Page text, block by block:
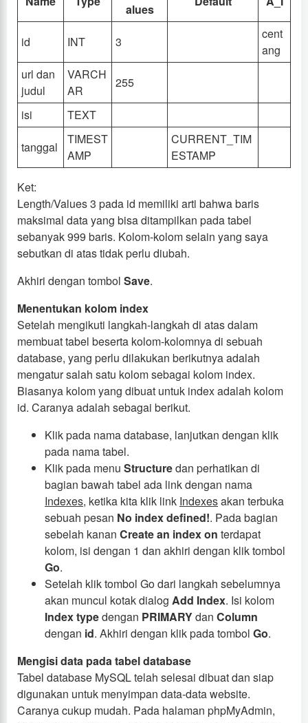
alues
id INT 3
cent
ang
url dan
judul
VARCH
AR
255
isi TEXT
tanggal
TIMEST
AMP
CURRENT_TIM
ESTAMP
Ket:
Length/Values 3 pada id memiliki arti bahwa baris
maksimal data yang bisa ditampilkan pada tabel
sebanyak 999 baris. Kolom-kolom selain yang saya
sebutkan di atas tidak perlu diubah.
Akhiri dengan tombol Save.
Menentukan kolom index
Setelah mengikuti langkah-langkah di atas dalam
membuat tabel beserta kolom-kolomnya di sebuah
database, yang perlu dilakukan berikutnya adalah
mengatur salah satu kolom sebagai kolom index.
Biasanya kolom yang dibuat untuk index adalah kolom
id. Caranya adalah sebagai berikut.
Klik pada nama database, lanjutkan dengan klik
pada nama tabel.
Klik pada menu Structuredan perhatikan di
bagian bawah tabel ada link dengan nama
Indexes, ketika kita klik link Indexesakan terbuka
sebuah pesan No index defined!. Pada bagian
sebelah kanan Create an index on terdapat
kolom, isi dengan 1 dan akhiri dengan klik tombol
Go.
Setelah klik tombol Go dari langkah sebelumnya
akan muncul kotak dialog Add Index. Isi kolom
Index typedengan PRIMARYdan Column
dengan id. Akhiri dengan klik pada tombol Go.
Mengisi data pada tabel database
Tabel database MySQL telah selesai dibuat dan siap
digunakan untuk menyimpan data-data website.
Caranya cukup mudah. Pada halaman phpMyAdmin,